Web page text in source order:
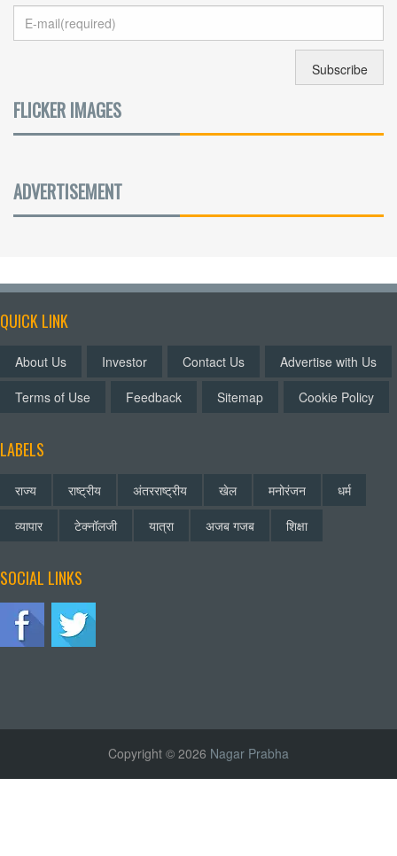
FLICKER IMAGES
ADVERTISEMENT
QUICK LINK
About Us Investor Contact Us
Advertise with Us
Terms of Use
Feedback Sitemap Cookie Policy
LABELS
राज्य राष्ट्रीय अंतरराष्ट्रीय खेल मनोरंजन
धर्म
व्यापार
टेक्नॉलजी यात्रा अजब गजब शिक्षा
SOCIAL LINKS
Copyright © 2026 Nagar Prabha